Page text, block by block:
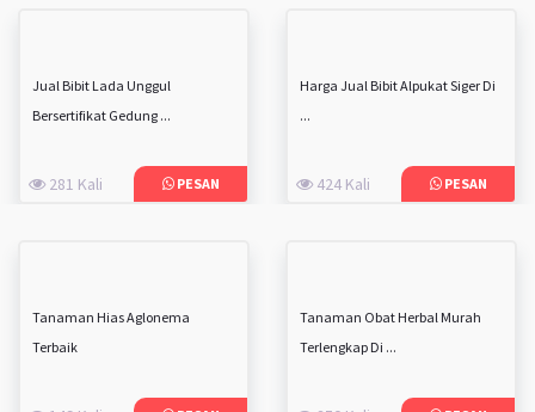
Jual Bibit Lada Unggul
Bersertifikat Gedung ...
281 Kali PESAN
Harga Jual Bibit Alpukat Siger Di
...
424 Kali PESAN
Tanaman Hias Aglonema
Terbaik
Tanaman Obat Herbal Murah
Terlengkap Di ...